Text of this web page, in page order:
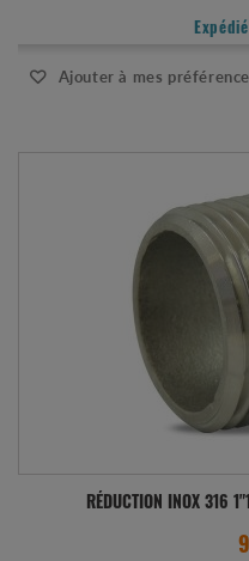
Ajouter à mes
RÉDUCTION INOX 316